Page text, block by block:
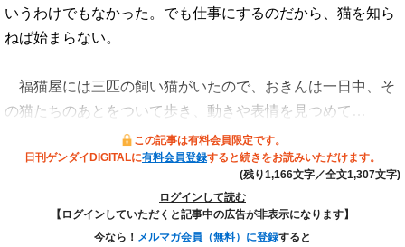
いうわけでもなかった。でも仕事にするのだから、猫を知ら
ねば始まらない。
福猫屋には三匹の飼い猫がいたので、おきんは一日中、そ
の猫たちのあとをついて歩き、動きや表情を見つめて…
この記事は有料会員限定です。
日刊ゲンダイDIGITALに有料会員登録すると続きをお読みいただけます。
(残り1,166文字／全文1,307文字)
ログインして読む
【ログインしていただくと記事中の広告が非表示になります】
今なら！ メルマガ会員（無料）に登録すると